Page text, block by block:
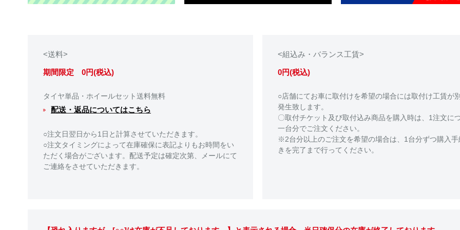
<送料>
期間限定 0円(税込)
タイヤ単品・ホイールセット送料無料
配送・返品についてはこちら
○注文日翌日から1日と計算させていただきます。
○注文タイミングによって在庫確保に表記よりもお時間をい
ただく場合がございます。配送予定は確定次第、メールにて
ご連絡をさせていただきます。
<組込み・バランス工賃>
0円(税込)
○店舗にてお車に取付けを希望の場合には取付け工賃が
発生致します。
〇取付チケット及び取付込み商品を購入時は、1注文に
一台分でご注文ください。
※2台分以上のご注文を希望の場合は、1台分ずつ購入手
きを完了まで行ってください。